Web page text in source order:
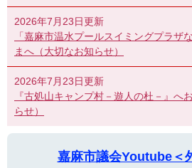
2026年7月23日更新
「嘉麻市温水プールスイミングプラザ
まへ（大切なお知らせ）
2026年7月23日更新
『古処山キャンプ村－遊人の杜－』へ
らせ）
嘉麻市議会Youtube＜